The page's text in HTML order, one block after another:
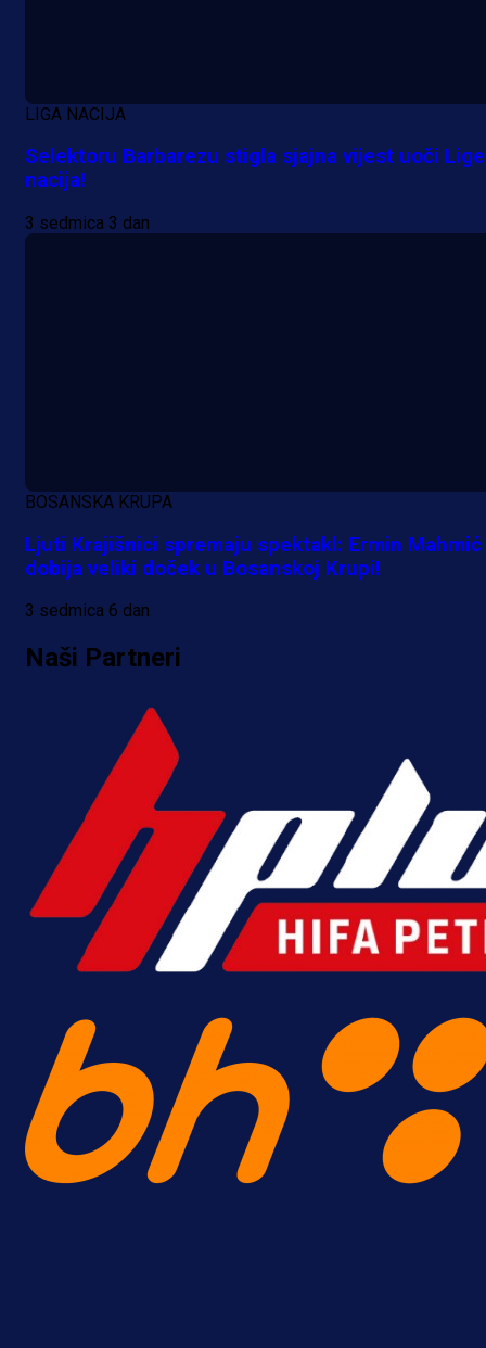
Da li je selektor zadovoljan: Evo
je Barbarez rekao o transferu
Alajbegovića u Juventus!
LIGA NACIJA
Selektoru Barbarezu stigla sjajna vijest uoči Lige
nacija!
3 sedmica 3 dan
BOSANSKA KRUPA
Ljuti Krajišnici spremaju spektakl: Ermin Mahmić
dobija veliki doček u Bosanskoj Krupi!
3 sedmica 6 dan
Naši Partneri